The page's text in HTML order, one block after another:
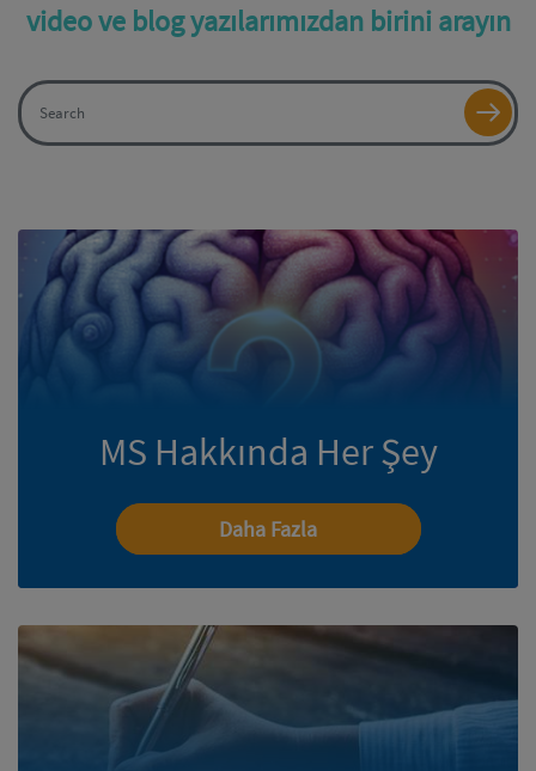
video ve blog yazılarımızdan birini arayın
Search
MS Hakkında Her Şey
Daha Fazla